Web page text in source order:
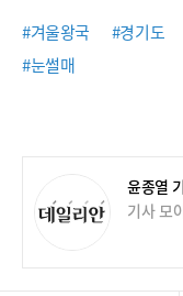
#겨울왕국 #경기도
#눈썰매
윤종열
기사 모